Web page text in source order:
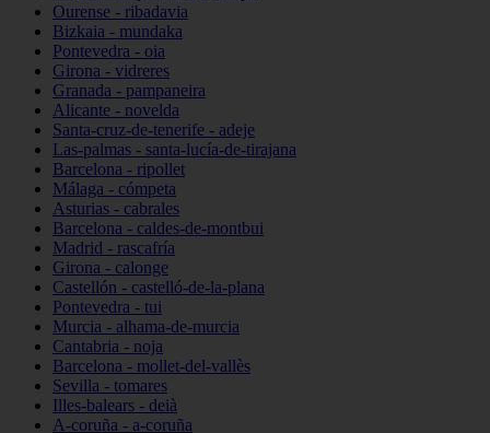
Ourense - ribadavia
Bizkaia - mundaka
Pontevedra - oia
Girona - vidreres
Granada - pampaneira
Alicante - novelda
Santa-cruz-de-tenerife - adeje
Las-palmas - santa-lucía-de-tirajana
Barcelona - ripollet
Málaga - cómpeta
Asturias - cabrales
Barcelona - caldes-de-montbui
Madrid - rascafría
Girona - calonge
Castellón - castelló-de-la-plana
Pontevedra - tui
Murcia - alhama-de-murcia
Cantabria - noja
Barcelona - mollet-del-vallès
Sevilla - tomares
Illes-balears - deià
A-coruña - a-coruña